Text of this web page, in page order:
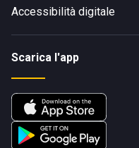
Accessibilità digitale
Scarica l'app